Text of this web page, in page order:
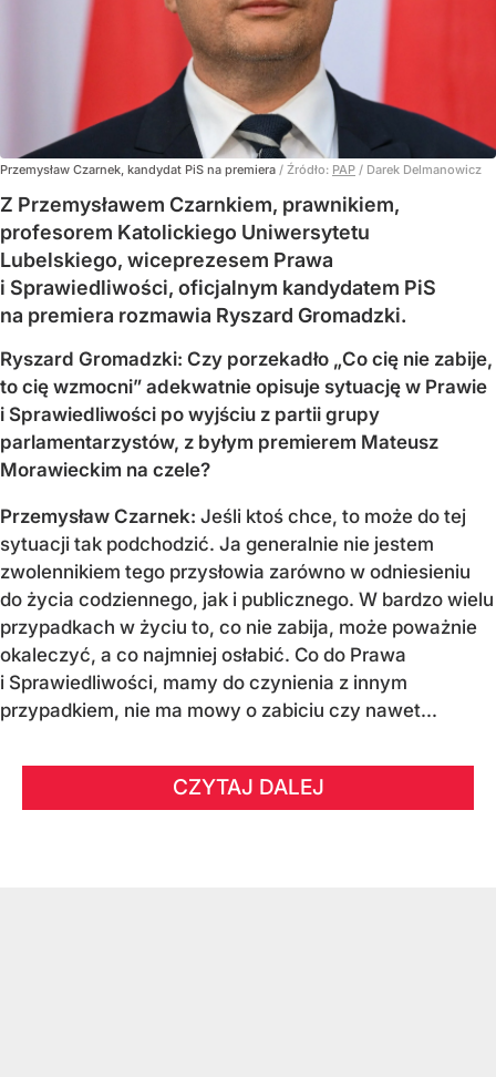
Przemysław Czarnek, kandydat PiS na premiera / Źródło: PAP / Darek Delmanowicz
Z Przemysławem Czarnkiem, prawnikiem,
profesorem Katolickiego Uniwersytetu
Lubelskiego, wiceprezesem Prawa
i Sprawiedliwości, oficjalnym kandydatem PiS
na premiera rozmawia Ryszard Gromadzki.
Ryszard Gromadzki: Czy porzekadło „Co cię nie zabije,
to cię wzmocni” adekwatnie opisuje sytuację w Prawie
i Sprawiedliwości po wyjściu z partii grupy
parlamentarzystów, z byłym premierem Mateusz
Morawieckim na czele?
Przemysław Czarnek: Jeśli ktoś chce, to może do tej
sytuacji tak podchodzić. Ja generalnie nie jestem
zwolennikiem tego przysłowia zarówno w odniesieniu
do życia codziennego, jak i publicznego. W bardzo wielu
przypadkach w życiu to, co nie zabija, może poważnie
okaleczyć, a co najmniej osłabić. Co do Prawa
i Sprawiedliwości, mamy do czynienia z innym
przypadkiem, nie ma mowy o zabiciu czy nawet...
CZYTAJ DALEJ